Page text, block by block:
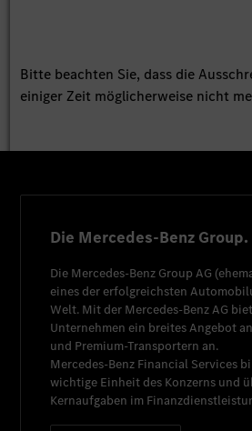
Bitte beachten Sie, dass die
einiger Zeit möglicherweise nicht
Die Mercedes-Benz Group.
Die Mercedes-Benz Group AG
eines der erfolgreichsten
Welt. Mit der Mercedes-Benz AG
Unternehmen ein breites Angebot
und Premium-Transportern an.
Mercedes-Benz Financial Services
wichtige Einheit des Konzerns und
Kernaufgaben im